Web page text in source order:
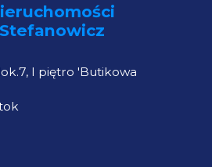
I piętro 'Butikowa